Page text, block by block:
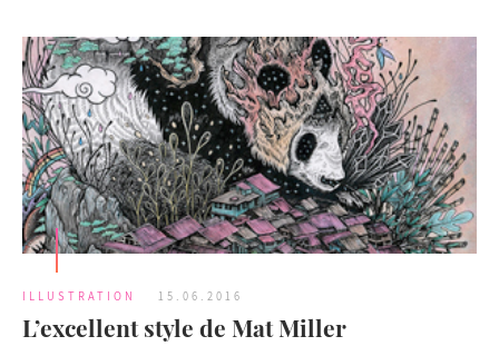
ILLUSTRATION 15.06.2016
L’excellent style de Mat Miller